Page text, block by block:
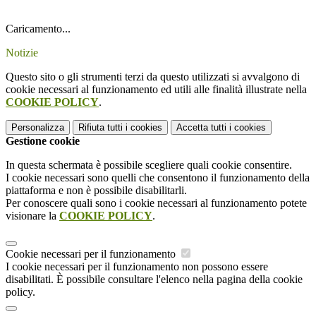
Caricamento...
Notizie
Questo sito o gli strumenti terzi da questo utilizzati si avvalgono di
cookie necessari al funzionamento ed utili alle finalità illustrate nella
COOKIE POLICY.
Personalizza Rifiuta tutti i cookies Accetta tutti i cookies
Gestione cookie
In questa schermata è possibile scegliere quali cookie consentire.
I cookie necessari sono quelli che consentono il funzionamento della
piattaforma e non è possibile disabilitarli.
Per conoscere quali sono i cookie necessari al funzionamento potete
visionare la COOKIE POLICY.
Cookie necessari per il funzionamento
I cookie necessari per il funzionamento non possono essere
disabilitati. È possibile consultare l'elenco nella pagina della cookie
policy.